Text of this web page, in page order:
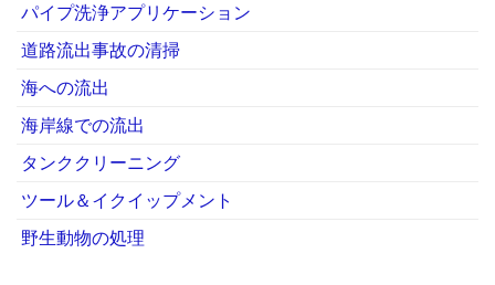
パイプ洗浄アプリケーション
道路流出事故の清掃
海への流出
海岸線での流出
タンククリーニング
ツール＆イクイップメント
野生動物の処理